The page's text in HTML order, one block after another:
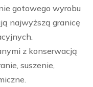
gotowego wyrobu
najwyższą granicę
z konserwacją
suszenie,